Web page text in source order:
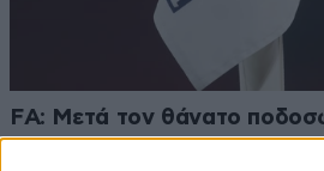
FA: Μετά τον θάνατο
τα τσιμεντένια